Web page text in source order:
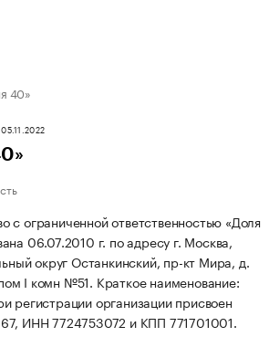
40»
с ограниченной ответственностью «Доля
06.07.2010 г. по адресу г. Москва,
округ Останкинский, пр-кт Мира, д.
I комн №51. Краткое наименование:
регистрации организации присвоен
ИНН 7724753072 и КПП 771701001.